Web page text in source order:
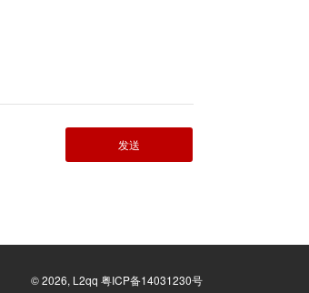
发送
©2026, L2qq 粤ICP备14031230号